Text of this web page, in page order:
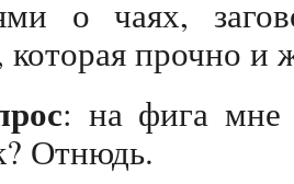
о чаях,
прочно и
: на фига мне
Отнюдь.